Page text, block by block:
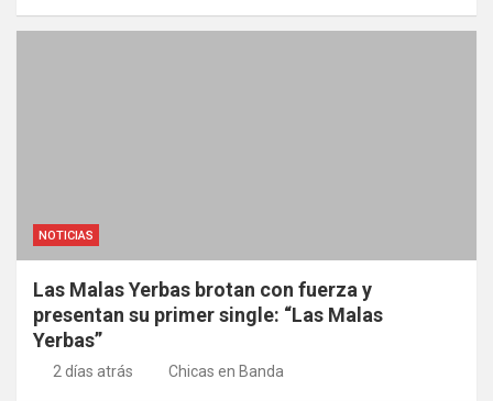
NOTICIAS
Las Malas Yerbas brotan con fuerza y
presentan su primer single: “Las Malas
Yerbas”
2 días atrás Chicas en Banda